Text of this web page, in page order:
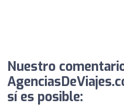
Nuestro
sí es posible: